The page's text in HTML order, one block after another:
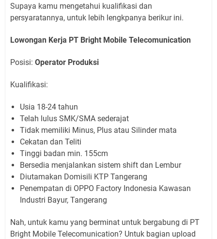
Supaya kamu mengetahui kualifikasi dan
persyaratannya, untuk lebih lengkpanya berikur ini.
Lowongan Kerja PT Bright Mobile Telecomunication
Posisi: Operator Produksi
Kualifikasi:
Usia 18-24 tahun
Telah lulus SMK/SMA sederajat
Tidak memiliki Minus, Plus atau Silinder mata
Cekatan dan Teliti
Tinggi badan min. 155cm
Bersedia menjalankan sistem shift dan Lembur
Diutamakan Domisili KTP Tangerang
Penempatan di OPPO Factory Indonesia Kawasan
Industri Bayur, Tangerang
Nah, untuk kamu yang berminat untuk bergabung di PT
Bright Mobile Telecomunication? Untuk bagian upload